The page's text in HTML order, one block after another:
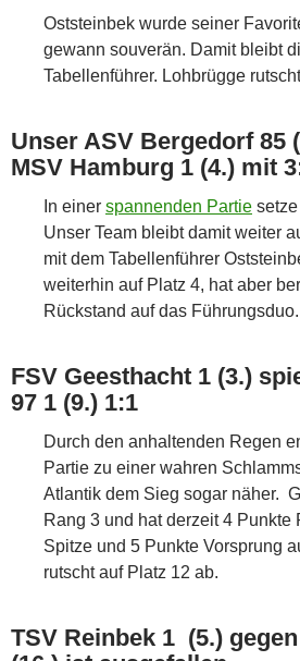
Oststeinbek wurde seiner
gewann souverän. Damit bleibt
Tabellenführer. Lohbrügge
Unser ASV Bergedorf 85
MSV Hamburg 1 (4.) mit
In einer spannenden Partie
Unser Team bleibt damit weiter
mit dem Tabellenführer
weiterhin auf Platz 4, hat aber
Rückstand auf das Führungsduo.
FSV Geesthacht 1 (3.)
97 1 (9.) 1:1
Durch den anhaltenden Regen
Partie zu einer wahren
Atlantik dem Sieg sogar näher.
Rang 3 und hat derzeit 4 Punkte
Spitze und 5 Punkte Vorsprung
rutscht auf Platz 12 ab.
TSV Reinbek 1 (5.)